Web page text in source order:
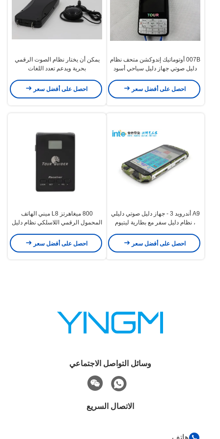
007B أوتوماتيك إندوكشن متحف نظام
دليل صوتي جهاز دليل سياحي أسود
احصل على أفضل سعر
يمكن أن يختار نظام الصوت الرقمي
بحرية ويدعم تعدد اللغات
احصل على أفضل سعر
A9 أندرويد 3 - جهاز دليل صوتي دليلي
، نظام دليل سفر مع بطارية ليتيوم
احصل على أفضل سعر
800 ميغاهرتز L8 ميني الهاتف
المحمول الرقمي اللاسلكي نظام دليل
احصل على أفضل سعر
وسائل التواصل الاجتماعي
الاتصال السريع